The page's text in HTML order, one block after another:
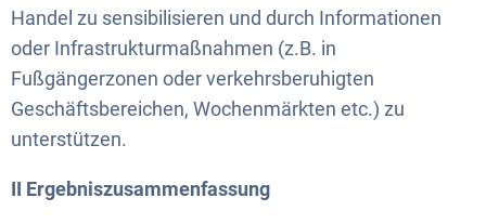
Handel zu sensibilisieren und durch Informationen
oder Infrastrukturmaßnahmen (z.B. in
Fußgängerzonen oder verkehrsberuhigten
Geschäftsbereichen, Wochenmärkten etc.) zu
unterstützen.
II Ergebniszusammenfassung